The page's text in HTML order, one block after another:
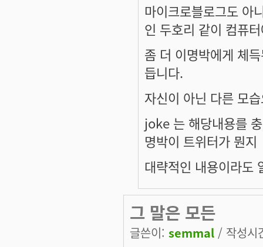
마이크로블로그도 아
인 두호리 같이 컴퓨
좀 더 이명박에게 체
듭니다.
자신이 아닌 다른 모
joke 는 해당내용를
명박이 트위터가 뭔지
대략적인 내용이라도
그 말은 모든
글쓴이: semmal / 작성